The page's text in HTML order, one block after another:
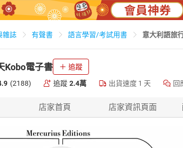
雜誌 有聲書 語言學習/考試用書 意大利語旅
Kobo電子書 追蹤
(2188) 追蹤 2.4萬 出貨速度 1 天 回
店家首頁 店家資訊頁面